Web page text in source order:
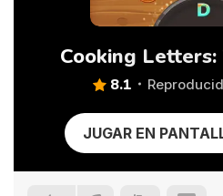
Cooking
8.1
JUGAR EN